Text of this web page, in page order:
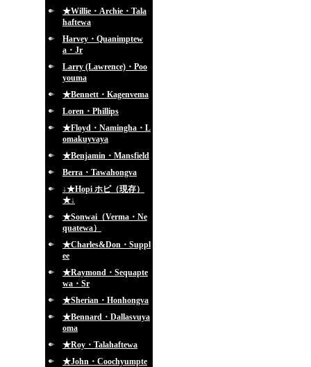
★Willie・Archie・Tala
haftewa
Harvey・Quanimptew
a・Jr
Larry (Lawrence)・Poo
youma
★Bennett・Kagenvema
Loren・Phillips
★Floyd・Namingha・L
omakuyvaya
★Benjamin・Mansfield
Berra・Tawahongva
↓★Hopi ホピ（現存）
★↓
★Sonwai（Verma・Ne
quatewa）
★Charles&Don・Suppl
ee
★Raymond・Sequapte
wa・Sr
★Sherian・Honhongva
★Bennard・Dallasvuya
oma
★Roy・Talahaftewa
★John・Coochyumpte